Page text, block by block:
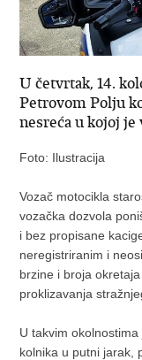
U četvrtak, 14.
Petrovom Polju
nesreća u kojoj je
Foto: Ilustracija
Vozač motocikla
vozačka dozvola
i bez propisane
neregistriranim i
brzine i broja
proklizavanja
U takvim
kolnika u putni jarak,